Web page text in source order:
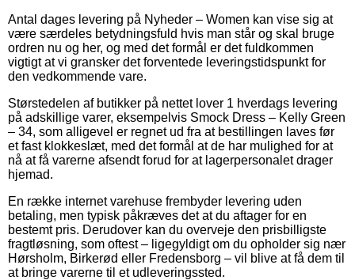
Antal dages levering på Nyheder – Women kan vise sig at
være særdeles betydningsfuld hvis man står og skal bruge
ordren nu og her, og med det formål er det fuldkommen
vigtigt at vi gransker det forventede leveringstidspunkt for
den vedkommende vare.
Størstedelen af butikker på nettet lover 1 hverdags levering
på adskillige varer, eksempelvis Smock Dress – Kelly Green
– 34, som alligevel er regnet ud fra at bestillingen laves før
et fast klokkeslæt, med det formål at de har mulighed for at
nå at få varerne afsendt forud for at lagerpersonalet drager
hjemad.
En række internet varehuse frembyder levering uden
betaling, men typisk påkræves det at du aftager for en
bestemt pris. Derudover kan du overveje den prisbilligste
fragtløsning, som oftest – ligegyldigt om du opholder sig nær
Hørsholm, Birkerød eller Fredensborg – vil blive at få dem til
at bringe varerne til et udleveringssted.